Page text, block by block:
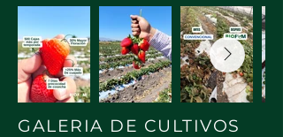
GALERIA DE CULTIVOS